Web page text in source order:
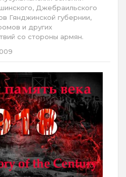
Джебраильского
Гянджинской губернии,
и других
со стороны армян.